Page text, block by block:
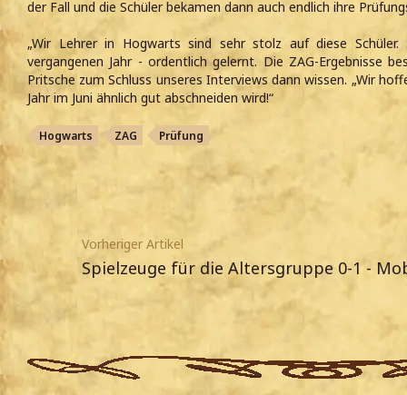
der Fall und die Schüler bekamen dann auch endlich ihre
„Wir Lehrer in Hogwarts sind sehr stolz auf diese
vergangenen Jahr - ordentlich gelernt. Die ZAG-Ergebnisse
Pritsche zum Schluss unseres Interviews dann wissen. „Wir
Jahr im Juni ähnlich gut abschneiden wird!“
Hogwarts ZAG Prüfung
Vorheriger Artikel
Spielzeuge für die Altersgruppe 0-1 -